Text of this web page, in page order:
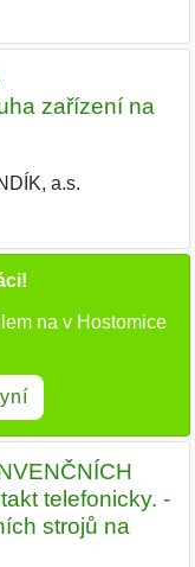
zařízení na
a.s.
na v Hostomice
telefonicky. -
strojů na